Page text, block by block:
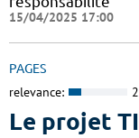
15/04/2025 17:00
PAGES
relevance:
Le projet